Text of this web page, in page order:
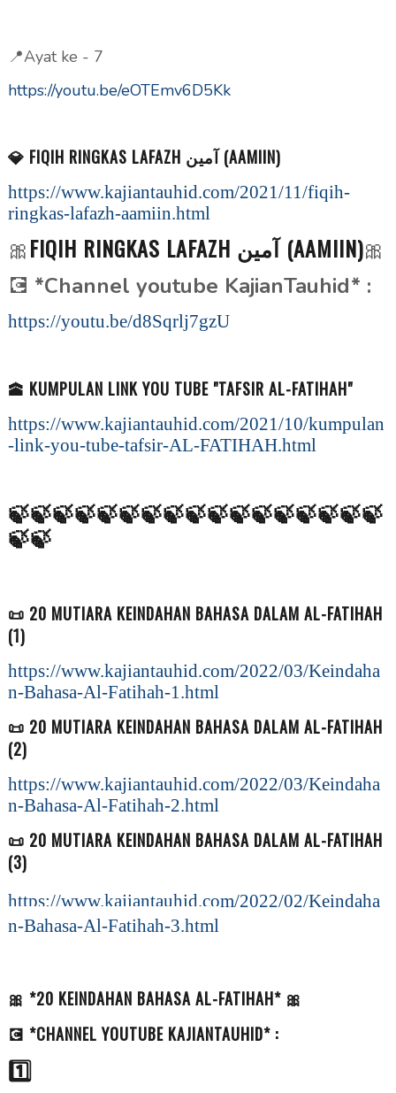
📍Ayat ke - 7
https://youtu.be/eOTEmv6D5Kk
💎 FIQIH RINGKAS LAFAZH آمين (AAMIIN)
https://www.kajiantauhid.com/2021/11/fiqih-
ringkas-lafazh-aamiin.html
🎀 FIQIH RINGKAS LAFAZH آمين (AAMIIN)🎀
💽 *Channel youtube KajianTauhid* :
https://youtu.be/d8Sqrlj7gzU
🕋 KUMPULAN LINK YOU TUBE "TAFSIR AL-FATIHAH"
https://www.kajiantauhid.com/2021/10/kumpulan
-link-you-tube-tafsir-AL-FATIHAH.html
🍃🍃🍃🍃🍃🍃🍃🍃🍃🍃🍃🍃🍃🍃🍃🍃🍃
🍃🍃
📜 20 MUTIARA KEINDAHAN BAHASA DALAM AL-FATIHAH
(1)
https://www.kajiantauhid.com/2022/03/Keindaha
n-Bahasa-Al-Fatihah-1.html
📜 20 MUTIARA KEINDAHAN BAHASA DALAM AL-FATIHAH
(2)
https://www.kajiantauhid.com/2022/03/Keindaha
n-Bahasa-Al-Fatihah-2.html
📜 20 MUTIARA KEINDAHAN BAHASA DALAM AL-FATIHAH
(3)
https://www.kajiantauhid.com/2022/02/Keindaha
n-Bahasa-Al-Fatihah-3.html
🎀 *20 KEINDAHAN BAHASA AL-FATIHAH* 🎀
💽 *CHANNEL YOUTUBE KAJIANTAUHID* :
1️⃣